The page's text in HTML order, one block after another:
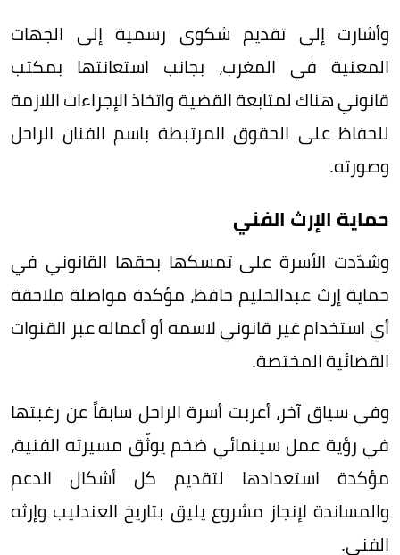
وأشارت إلى تقديم شكوى رسمية إلى الجهات
المعنية في المغرب، بجانب استعانتها بمكتب
قانوني هناك لمتابعة القضية واتخاذ الإجراءات اللازمة
للحفاظ على الحقوق المرتبطة باسم الفنان الراحل
وصورته.
حماية الإرث الفني
وشدّدت الأسرة على تمسكها بحقها القانوني في
حماية إرث عبدالحليم حافظ، مؤكدة مواصلة ملاحقة
أي استخدام غير قانوني لاسمه أو أعماله عبر القنوات
القضائية المختصة.
وفي سياق آخر، أعربت أسرة الراحل سابقاً عن رغبتها
في رؤية عمل سينمائي ضخم يوثّق مسيرته الفنية،
مؤكدة استعدادها لتقديم كل أشكال الدعم
والمساندة لإنجاز مشروع يليق بتاريخ العندليب وإرثه
الفني.